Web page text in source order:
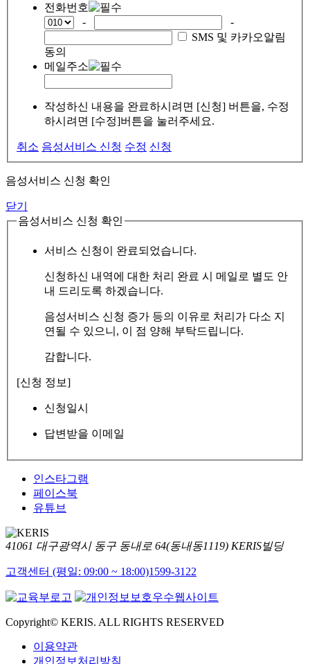
전화번호
-
-
SMS 및 카카오알림
동의
메일주소
작성하신 내용을 완료하시려면 [신청] 버튼을, 수정
하시려면 [수정]버튼을 눌러주세요.
취소 음성서비스 신청 수정 신청
음성서비스 신청 확인
닫기
음성서비스 신청 확인
서비스 신청이 완료되었습니다.
신청하신 내역에 대한 처리 완료 시 메일로 별도 안
내 드리도록 하겠습니다.
음성서비스 신청 증가 등의 이유로 처리가 다소 지
연될 수 있으니, 이 점 양해 부탁드립니다.
감합니다.
[신청 정보]
신청일시
답변받을 이메일
인스타그램
페이스북
유튜브
41061 대구광역시 동구 동내로 64(동내동1119) KERIS빌딩
고객센터 (평일: 09:00 ~ 18:00)1599-3122
Copyright© KERIS. ALL RIGHTS RESERVED
이용약관
개인정보처리방침